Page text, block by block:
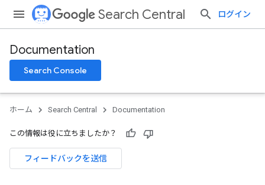
Search Central ログイン
Documentation
Search Console
ホーム Search Central Documentation
この情報は役に立ちましたか？
フィードバックを送信